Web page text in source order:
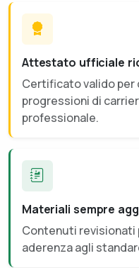
Attestato ufficiale
Certificato valido per
progressioni di
professionale.
Materiali sempre
Contenuti revisionati
aderenza agli